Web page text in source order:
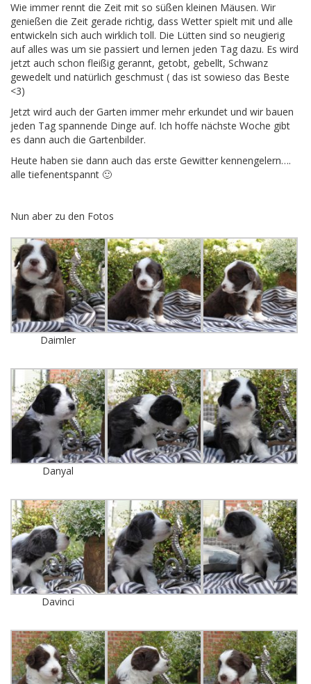
Wie immer rennt die Zeit mit so süßen kleinen Mäusen. Wir
genießen die Zeit gerade richtig, dass Wetter spielt mit und alle
entwickeln sich auch wirklich toll. Die Lütten sind so neugierig
auf alles was um sie passiert und lernen jeden Tag dazu. Es wird
jetzt auch schon fleißig gerannt, getobt, gebellt, Schwanz
gewedelt und natürlich geschmust ( das ist sowieso das Beste
<3)
Jetzt wird auch der Garten immer mehr erkundet und wir bauen
jeden Tag spannende Dinge auf. Ich hoffe nächste Woche gibt
es dann auch die Gartenbilder.
Heute haben sie dann auch das erste Gewitter kennengelern….
alle tiefenentspannt 🙂
Nun aber zu den Fotos
Daimler
Danyal
Davinci